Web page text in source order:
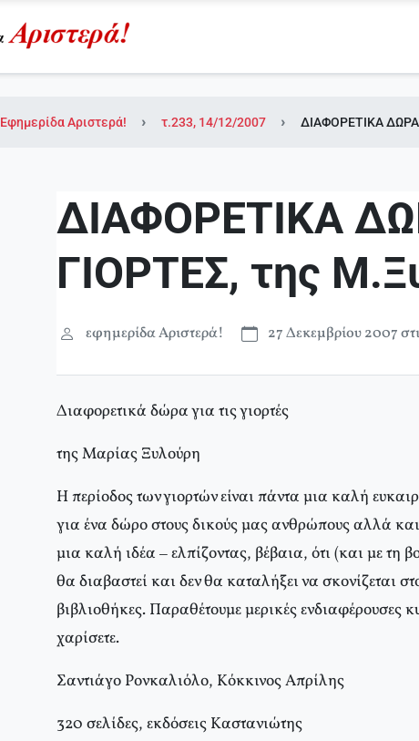
Εφημερίδα Αριστερά! τ.233, 14/12/2007 ΔΙΑΦΟΡΕΤΙΚΑ ΔΩΡΑ
ΔΙΑΦΟΡΕΤΙΚΑ
ΓΙΟΡΤΕΣ, της
εφημερίδα Αριστερά! 27 Δεκεμβρίου 2007
Διαφορετικά δώρα για τις γιορτές
της Μαρίας Ξυλούρη
Η περίοδος των γιορτών είναι πάντα μια καλή
για ένα δώρο στους δικούς μας ανθρώπους αλλά και
μια καλή ιδέα – ελπίζοντας, βέβαια, ότι (και με
θα διαβαστεί και δεν θα καταλήξει να σκονίζεται
βιβλιοθήκες. Παραθέτουμε μερικές ενδιαφέρουσες
χαρίσετε.
Σαντιάγο Pονκαλιόλο, Kόκκινος Aπρίλης
320 σελίδες, εκδόσεις Kαστανιώτης